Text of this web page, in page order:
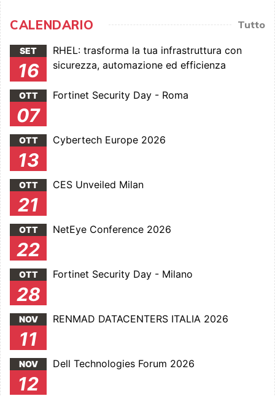
CALENDARIO Tutto
SET
16
RHEL: trasforma la tua infrastruttura con
sicurezza, automazione ed efficienza
OTT
07
Fortinet Security Day - Roma
OTT
13
Cybertech Europe 2026
OTT
21
CES Unveiled Milan
OTT
22
NetEye Conference 2026
OTT
28
Fortinet Security Day - Milano
NOV
11
RENMAD DATACENTERS ITALIA 2026
NOV
12
Dell Technologies Forum 2026